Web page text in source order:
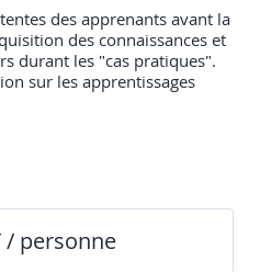
des apprenants avant la
des connaissances et
durant les "cas pratiques".
sur les apprentissages
/ personne